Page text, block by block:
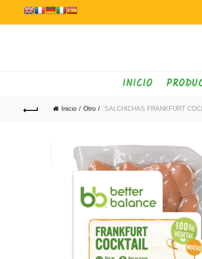
INICIO
Inicio Otro SALCHICHAS FRANKFURT